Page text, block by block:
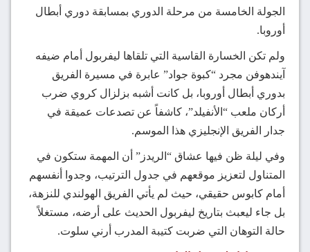
الجولة الخامسة من مرحلة الدوري بمسابقة دوري أبطال
أوروبا.
ولم تكن الخسارة القاسية التي تلقاها ليفربول أمام ضيفه
آيندهوفن مجرد “كبوة جواد” عابرة في مسيرة الفريق
بدوري أبطال أوروبا، بل كانت أشبه بزلزال كروي ضرب
أركان ملعب “الأنفيلد”، كاشفاً عن تصدعات عميقة في
جدار الفريق الإنجليزي هذا الموسم.
و​في ليلة ظن فيها عشاق “الريدز” أن المهمة ستكون في
المتناول لتعزيز موقعهم في جدول الترتيب، وجدوا أنفسهم
أمام كابوس حقيقي، حيث لم يأتي الفريق الهولندي للنزهة،
بل جاء ليعبث بتاريخ ليفربول الحديث على أرضه، مستغلاً
حالة التوهان التي ضربت كتيبة المدرب أرني سلوت.